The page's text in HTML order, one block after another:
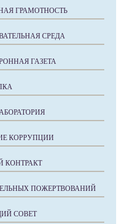
ГРАМОТНОСТЬ
СРЕДА
ГАЗЕТА
КОРРУПЦИИ
КОНТРАКТ
ПОЖЕРТВОВАНИЙ
СОВЕТ